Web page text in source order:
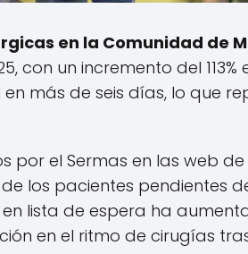
en la Comunidad de
con un incremento del
más de seis días, lo que
por el Sermas en las web
los pacientes pendientes
lista de espera ha
en el ritmo de cirugías